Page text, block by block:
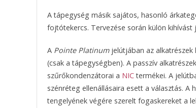
A tápegység másik sajátos, hasonló
fojtótekercs. Tervezése során külön
A Pointe Platinumjelútjában az alkatrészek
(csak a tápegységben). A passzív
szűrőkondenzátorai a NICtermékei. A
szénréteg ellenállásaira esett a választás. A
tengelyének végére szerelt fogaskereket a